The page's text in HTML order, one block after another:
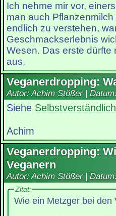
Ich nehme mir vor,
man auch
endlich zu verstehen,
Geschmackserlebnis
Wesen. Das erste dürfte
aus.
Veganerdropping:
Autor: Achim Stößer | Datum:
Siehe
Achim
Veganerdropping:
Veganern
Autor: Achim Stößer | Datum:
Zitat:
Wie ein Metzger bei den